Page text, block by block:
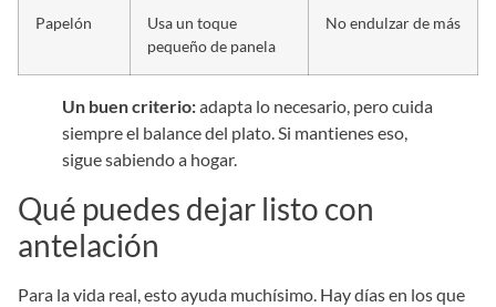
Papelón
Usa un toque
pequeño de panela
No endulzar de más
Un buen criterio:adapta lo necesario, pero cuida
siempre el balance del plato. Si mantienes eso,
sigue sabiendo a hogar.
Qué puedes dejar listo con
antelación
Para la vida real, esto ayuda muchísimo. Hay días en los que